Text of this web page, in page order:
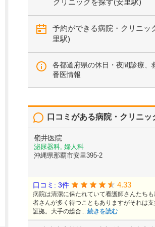
クリニックを探す(安里駅)
予約ができる病院・クリニッ
里駅)
各都道府県の休日・夜間診療、
番医情報
口コミがある病院・クリニッ
嶺井医院
泌尿器科, 婦人科
沖縄県那覇市安里395-2
口コミ: 3件 4.33
病院は清潔に保たれていて看護師さんたち
者さんが多く待つこともありますがそれは
証拠。大手の総合... 続きを読む